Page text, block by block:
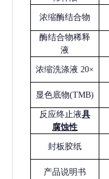
浓缩酶结合物
酶结合物稀释
液
浓缩洗涤液 20×
显色底物(TMB)
反应终止液具
腐蚀性
封板胶纸
产品说明书